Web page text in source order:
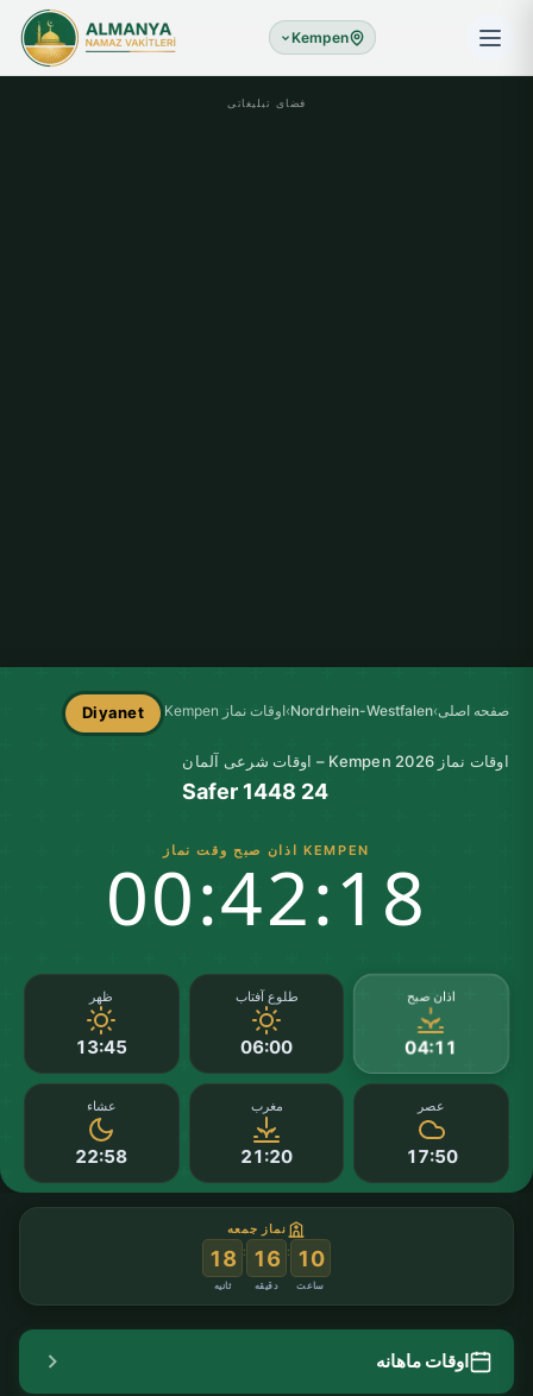
Kempen
فضای تبلیغاتی
صفحه اصلی›
Nordrhein-Westfalen
›اوقات نماز Kempen Diyanet
اوقات نماز Kempen 2026 – اوقات شرعی آلمان
24 Safer 1448
KEMPEN اذان صبح وقت نماز
00:42:18
اذان صبح
04:11
طلوع آفتاب
06:00
ظهر
13:45
عصر
17:50
مغرب
21:20
عشاء
22:58
نماز جمعه
10
ساعت
:
16
دقیقه
:
18
ثانیه
اوقات ماهانه